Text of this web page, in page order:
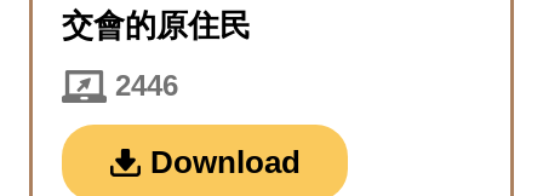
交會的原住民
2446
Download